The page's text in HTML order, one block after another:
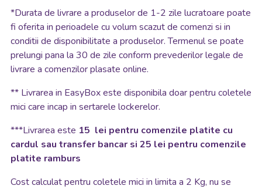
*Durata de livrare a produselor de 1-2 zile lucratoare poate
fi oferita in perioadele cu volum scazut de comenzi si in
conditii de disponibilitate a produselor. Termenul se poate
prelungi pana la 30 de zile conform prevederilor legale de
livrare a comenzilor plasate online.
** Livrarea in EasyBox este disponibila doar pentru coletele
mici care incap in sertarele lockerelor.
***Livrarea este 15 lei pentru comenzile platite cu
cardul sau transfer bancar si 25 lei pentru comenzile
platite ramburs
Cost calculat pentru coletele mici in limita a 2 Kg, nu se